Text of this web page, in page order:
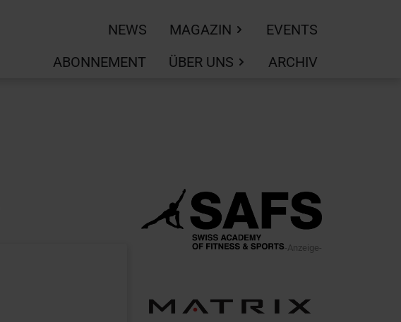
NEWS MAGAZIN
EVENTS
ABONNEMENT
ÜBER UNS ARCHIV
-Anzeige-